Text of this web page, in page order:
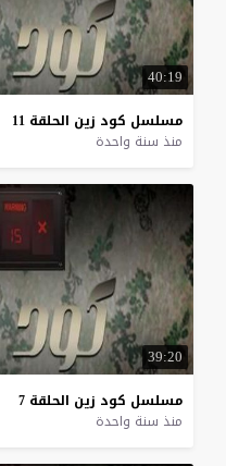
40:19
مسلسل كود زين الحلقة 11
منذ سنة واحدة
39:20
مسلسل كود زين الحلقة 7
منذ سنة واحدة